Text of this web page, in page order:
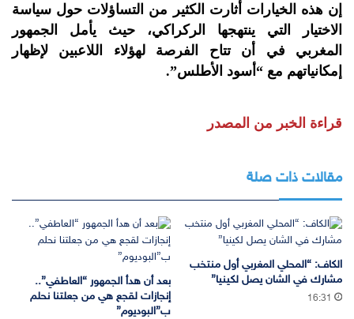
إن هذه الخيارات أثارت الكثير من التساؤلات حول سياسة
الاختيار التي ينتهجها الركراكي، حيث يأمل الجمهور
المغربي في أن تتاح الفرصة لهؤلاء اللاعبين لإظهار
إمكانياتهم مع “أسود الأطلس”.
قراءة الخبر من المصدر
مقالات ذات صلة
الكاف: “المحلي المغربي أول منتخب
مشارك في الشان يصل لكينيا”
16:31
بعد أن هدأ الجمهور “العاطفي”..
إنجازات لقجع هي من جعلتنا نحلم
ب”البوديوم”